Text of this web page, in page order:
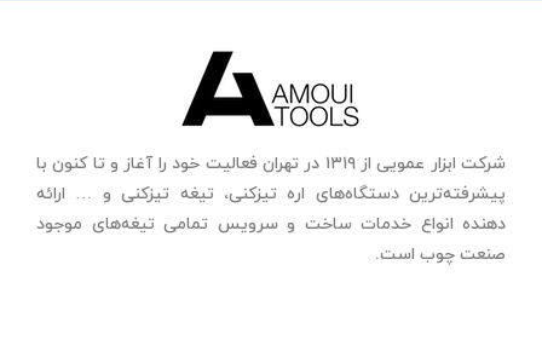
شرکت ابزار عمویی از ۱۳۱۹ در تهران فعالیت خود را آغاز و تا کنون با
پیشرفته‌ترین دستگاه‌های اره تیزکنی، تیغه تیزکنی و … ارائه
دهنده انواع خدمات ساخت و سرویس تمامی تیغه‌های موجود
صنعت چوب است.